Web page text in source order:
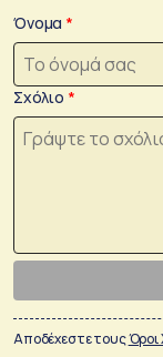
Όνομα
Σχόλιο
Αποδέχεστε τουςΌροι